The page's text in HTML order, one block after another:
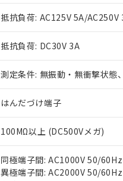
抵抗負荷: AC125V 5A/AC250V
抵抗負荷: DC30V 3A
測定条件: 無振動・無衝撃状
はんだづけ端子
100MΩ以上 (DC500Vメガ)
同極端子間: AC1000V 50/
異極端子間: AC2000V 50/
ご利用条件
以下の条件をお読みいただ
本サービスは、当社
くものです。
在庫状況および標準
のであり、閲覧され
い。
正式な納期状況およ
当社販売員にご相談く
オムロン制御機器販
調査・確認中：EU RoHS
非該当品：ライセンス料な
仕入先様の事情により、非
があります。
*EU RoHS指令（10物質）：
鉛(Pb) 1000ppm以下、 水銀(Hg)
六価クロム(Cr(Ⅵ)) 1000ppm以下、
ル（DBP） 1000ppm以下、フタ
※2 対応予定月
※1 中国RoHS○×表
「○」：最大均質材料含有
「－」：未確認です。当社
*中国RoHS10物質の基準値 (GB/
Cr(Ⅵ)(六価クロム) : 1000ppm、
DBP(フタル酸ジブチル) : 1000ppm
DEHP(フタル酸ビス(2-エチルヘキ
※2 環境保護使用期限
当社は、これら貴社
う）を輸出または国
当社は規制貨物を破
ます。
当社は貴社製品を、
置等に一切使用いた
当社は、貴社製品を
また当社は、販売先
記
号
説明
○ 一定数以上の在庫
△ 一定数には満たな